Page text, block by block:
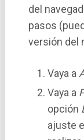
del
pasos
versión del
Vaya a
Vaya a
opción
ajuste